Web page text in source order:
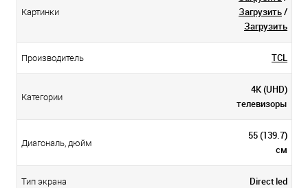
Картинки
Загрузить/
Загрузить
Производитель TCL
Категории
4K (UHD)
телевизоры
Диагональ, дюйм
55 (139.7)
см
Тип экрана Direct led